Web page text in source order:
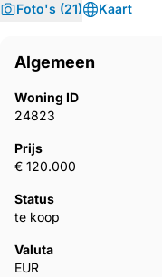
Foto's (21) Kaart
Algemeen
Woning ID
24823
Prijs
€ 120.000
Status
te koop
Valuta
EUR